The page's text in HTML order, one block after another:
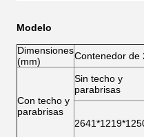
Modelo
Dimensiones
(mm)
Contenedor de
Con techo y
parabrisas
Sin techo y
parabrisas